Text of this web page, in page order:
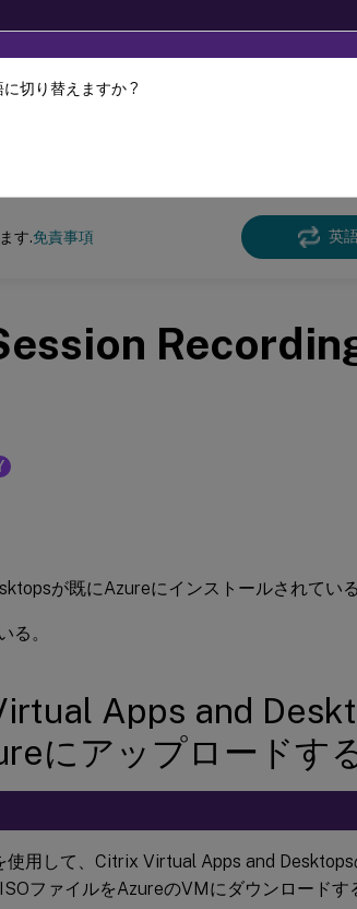
います。
す.免責事項 英
が既にAzureにインストールされている
る。
Apps and
にアップロードす
用して、Citrix Virtual Apps and
ファイルをAzureのVMにダウンロードす
切り替えますか ?